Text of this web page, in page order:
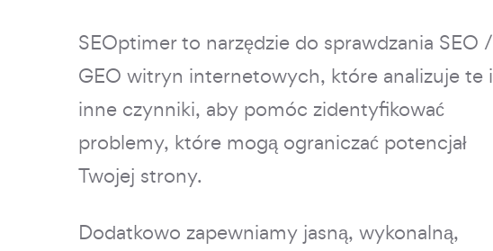
SEOptimer to narzędzie do sprawdzania SEO /
GEO witryn internetowych, które analizuje te i
inne czynniki, aby pomóc zidentyfikować
problemy, które mogą ograniczać potencjał
Twojej strony.
Dodatkowo zapewniamy jasną, wykonalną,